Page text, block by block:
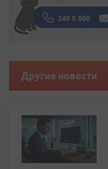
Другие новости